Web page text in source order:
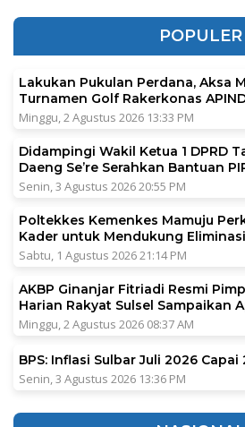
POPULER
Lakukan Pukulan Perdana, Aksa
Turnamen Golf Rakerkonas
Minggu, 2 Agustus 2026 13:33 PM
Didampingi Wakil Ketua 1 DPRD
Daeng Se’re Serahkan Bantuan
Senin, 3 Agustus 2026 20:55 PM
Poltekkes Kemenkes Mamuju
Kader untuk Mendukung
Sabtu, 1 Agustus 2026 21:14 PM
AKBP Ginanjar Fitriadi Resmi
Harian Rakyat Sulsel Sampaikan
Minggu, 2 Agustus 2026 08:37 AM
BPS: Inflasi Sulbar Juli 2026 Capai
Senin, 3 Agustus 2026 13:36 PM